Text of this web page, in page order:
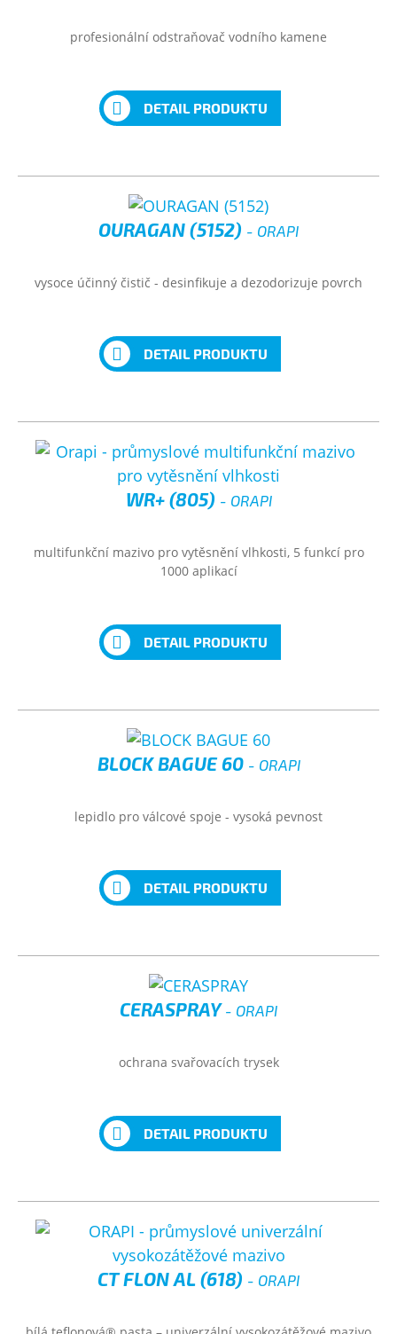
profesionální odstraňovač vodního kamene
DETAIL PRODUKTU
OURAGAN (5152) - ORAPI
vysoce účinný čistič - desinfikuje a dezodorizuje povrch
DETAIL PRODUKTU
WR+ (805) - ORAPI
multifunkční mazivo pro vytěsnění vlhkosti, 5 funkcí pro
1000 aplikací
DETAIL PRODUKTU
BLOCK BAGUE 60 - ORAPI
lepidlo pro válcové spoje - vysoká pevnost
DETAIL PRODUKTU
CERASPRAY - ORAPI
ochrana svařovacích trysek
DETAIL PRODUKTU
CT FLON AL (618) - ORAPI